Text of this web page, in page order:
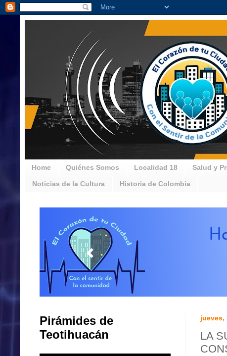
Home Quiénes Somos Localidad 18 Salud y
Noticias de la Cultura Historia de Colombia
jueves,
LA
Pirámides de
Teotihuacán